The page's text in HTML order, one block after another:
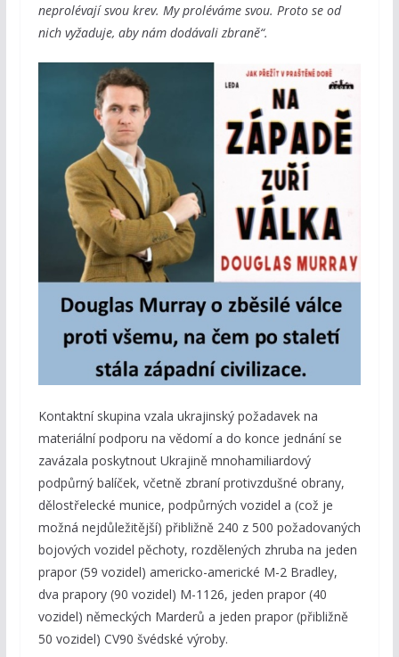
neprolévají svou krev. My proléváme svou. Proto se od
nich vyžaduje, aby nám dodávali zbraně“.
Kontaktní skupina vzala ukrajinský požadavek na
materiální podporu na vědomí a do konce jednání se
zavázala poskytnout Ukrajině mnohamiliardový
podpůrný balíček, včetně zbraní protivzdušné obrany,
dělostřelecké munice, podpůrných vozidel a (což je
možná nejdůležitější) přibližně 240 z 500 požadovaných
bojových vozidel pěchoty, rozdělených zhruba na jeden
prapor (59 vozidel) americko-americké M-2 Bradley,
dva prapory (90 vozidel) M-1126, jeden prapor (40
vozidel) německých Marderů a jeden prapor (přibližně
50 vozidel) CV90 švédské výroby.